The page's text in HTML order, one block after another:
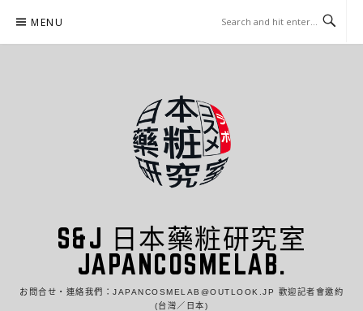
content
MENU
S&J 日本藥粧研究室
JAPANCOSMELAB.
お問合せ・連絡我們：JAPANCOSMELAB@OUTLOOK.JP 歡迎記者會邀約
(台灣／日本)